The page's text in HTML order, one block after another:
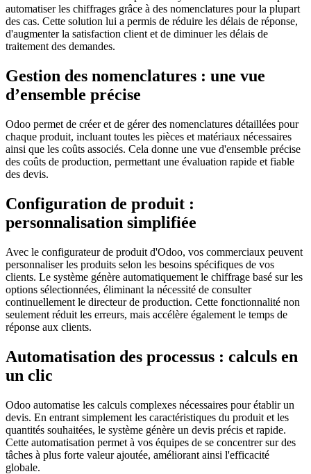
automatiser les chiffrages grâce à des nomenclatures pour la plupart
des cas. Cette solution lui a permis de réduire les délais de réponse,
d'augmenter la satisfaction client et de diminuer les délais de
traitement des demandes.
Gestion des nomenclatures : une vue
d’ensemble précise
Odoo permet de créer et de gérer des nomenclatures détaillées pour
chaque produit, incluant toutes les pièces et matériaux nécessaires
ainsi que les coûts associés. Cela donne une vue d'ensemble précise
des coûts de production, permettant une évaluation rapide et fiable
des devis.
Configuration de produit :
personnalisation simplifiée
Avec le configurateur de produit d'Odoo, vos commerciaux peuvent
personnaliser les produits selon les besoins spécifiques de vos
clients. Le système génère automatiquement le chiffrage basé sur les
options sélectionnées, éliminant la nécessité de consulter
continuellement le directeur de production. Cette fonctionnalité non
seulement réduit les erreurs, mais accélère également le temps de
réponse aux clients.
Automatisation des processus : calculs en
un clic
Odoo automatise les calculs complexes nécessaires pour établir un
devis. En entrant simplement les caractéristiques du produit et les
quantités souhaitées, le système génère un devis précis et rapide.
Cette automatisation permet à vos équipes de se concentrer sur des
tâches à plus forte valeur ajoutée, améliorant ainsi l'efficacité
globale.